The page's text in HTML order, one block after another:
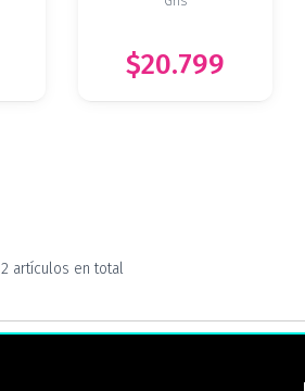
$20.799
2 artículos en total